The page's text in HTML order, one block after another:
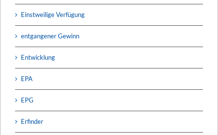
Einstweilige Verfügung
entgangener Gewinn
Entwicklung
EPA
EPG
Erfinder